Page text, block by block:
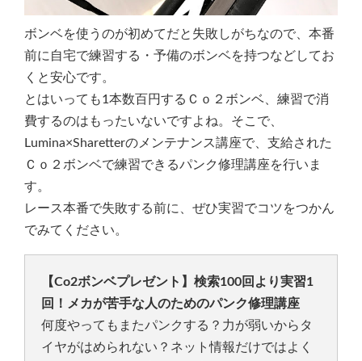
ボンベを使うのが初めてだと失敗しがちなので、本番
前に自宅で練習する・予備のボンベを持つなどしてお
くと安心です。
とはいっても1本数百円するＣｏ２ボンベ、練習で消
費するのはもったいないですよね。そこで、
Lumina×Sharetterのメンテナンス講座で、支給された
Ｃｏ２ボンベで練習できるパンク修理講座を行いま
す。
レース本番で失敗する前に、ぜひ実習でコツをつかん
でみてください。
【Co2ボンベプレゼント】検索100回より実習1
回！メカが苦手な人のためのパンク修理講座
何度やってもまたパンクする？力が弱いからタ
イヤがはめられない？ネット情報だけではよく